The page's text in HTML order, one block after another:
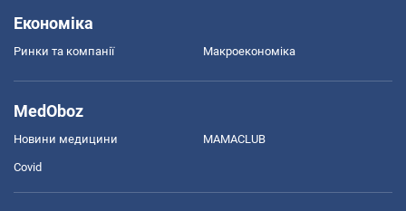
Економіка
Ринки та компанії Макроекономіка
MedOboz
Новини медицини MAMACLUB
Covid